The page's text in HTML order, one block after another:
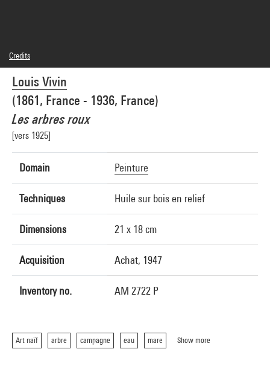
Louis Vivin
(1861, France - 1936, France)
Les arbres roux
[vers 1925]
Domain Peinture
Techniques Huile sur bois en relief
Dimensions 21 x 18 cm
Acquisition Achat, 1947
Inventory no. AM 2722 P
Art naïf arbre campagne eau mare Show more
Credits
Domaine public
Photo credits : Centre Pompidou, MNAM-CCI/Bertrand Prévost/Dist. GrandPalaisRmn
Image reference : 4N61338
Image presentation :GrandPalaisRmnPhoto